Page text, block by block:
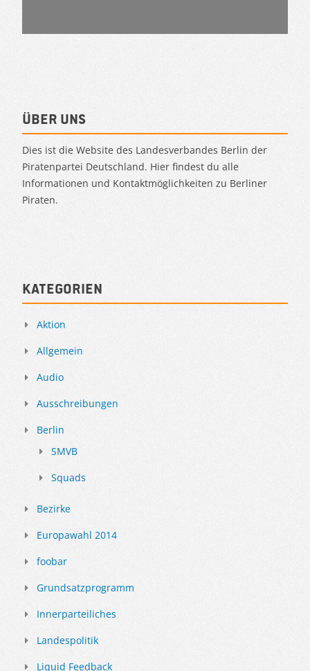
Über uns
Dies ist die Website des Landesverbandes Berlin der
Piratenpartei Deutschland. Hier findest du alle
Informationen und Kontaktmöglichkeiten zu Berliner
Piraten.
Kategorien
Aktion
Allgemein
Audio
Ausschreibungen
Berlin
SMVB
Squads
Bezirke
Europawahl 2014
foobar
Grundsatzprogramm
Innerparteiliches
Landespolitik
Liquid Feedback